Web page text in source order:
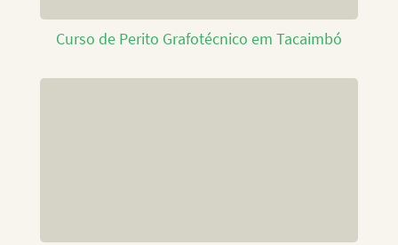
Curso de Perito Grafotécnico em Tacaimbó